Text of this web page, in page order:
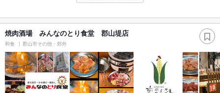
焼肉酒場 みんなのとり食堂 郡山堤店
和食 郡山市その他・郊外